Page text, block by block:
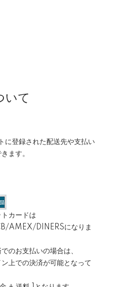
いて
登録された配送先や支払い
ます。
カードは
AMEX/DINERSになりま
のお支払いの場合は、
上での決済が可能となって